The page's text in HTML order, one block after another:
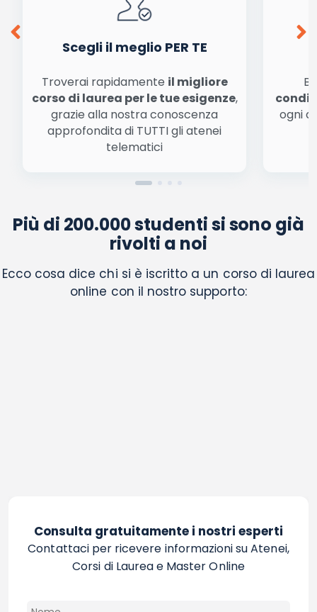
Scegli il meglio PER TE
Troverai rapidamente il migliore
corso di laurea per le tue esigenze,
grazie alla nostra conoscenza
approfondita di TUTTI gli atenei
telematici
ogni
Più di 200.000 studenti si sono già
rivolti a noi
Ecco cosa dice chi si è iscritto a un corso di laurea
online con il nostro supporto:
Consulta gratuitamente i nostri esperti
Contattaci per ricevere informazioni su Atenei,
Corsi di Laurea e Master Online